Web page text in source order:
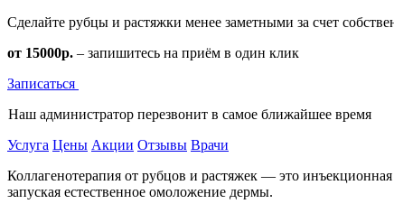
Сделайте рубцы и растяжки менее заметными за счет
от 15000р. – запишитесь на приём в один клик
Записаться
Наш администратор перезвонит в самое ближайшее время
Услуга Цены Акции Отзывы Врачи
Коллагенотерапия от рубцов и растяжек — это
запуская естественное омоложение дермы.